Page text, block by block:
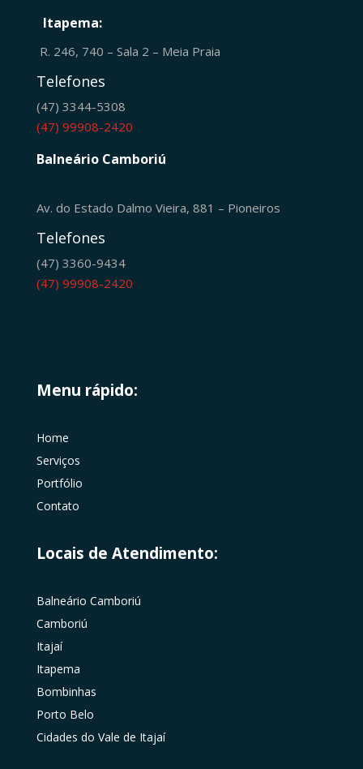
Itapema:
R. 246, 740 – Sala 2 – Meia Praia
Telefones
(47) 3344-5308
(47) 99908-2420
Balneário Camboriú
Av. do Estado Dalmo Vieira, 881 – Pioneiros
Telefones
(47) 3360-9434
(47) 99908-2420
Menu rápido:
Home
Serviços
Portfólio
Contato
Locais de Atendimento:
Balneário Camboriú
Camboriú
Itajaí
Itapema
Bombinhas
Porto Belo
Cidades do Vale de Itajaí